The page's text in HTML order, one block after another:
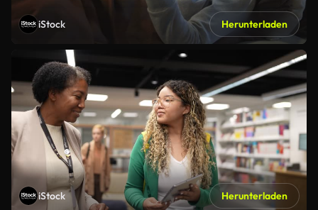
iStock Herunterladen
iStock Herunterladen